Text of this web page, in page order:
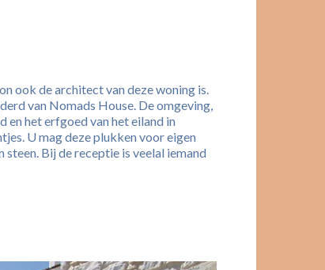
ook de architect van deze woning is.
van Nomads House. De omgeving,
en het erfgoed van het eiland in
U mag deze plukken voor eigen
Bij de receptie is veelal iemand